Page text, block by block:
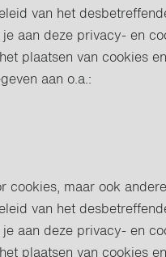
van het
aan deze privacy- en
plaatsen van cookies
aan o.a.:
cookies, maar ook
van het
aan deze privacy- en
plaatsen van cookies